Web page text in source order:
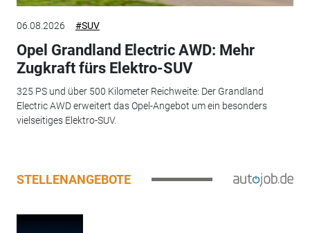
06.08.2026 #SUV
Opel Grandland Electric AWD: Mehr
Zugkraft fürs Elektro-SUV
325 PS und über 500 Kilometer Reichweite: Der Grandland
Electric AWD erweitert das Opel-Angebot um ein besonders
vielseitiges Elektro-SUV.
STELLENANGEBOTE